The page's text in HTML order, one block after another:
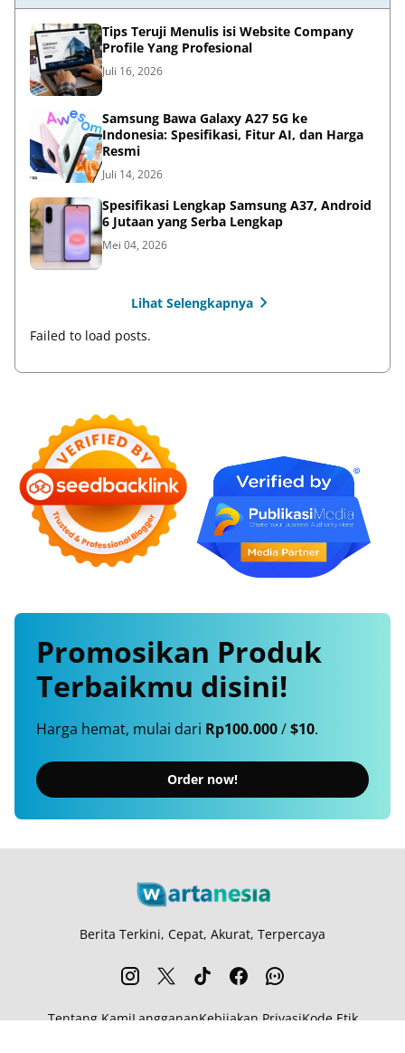
Tips Teruji Menulis isi Website Company
Profile Yang Profesional
Juli 16, 2026
Samsung Bawa Galaxy A27 5G ke
Indonesia: Spesifikasi, Fitur AI, dan Harga
Resmi
Juli 14, 2026
Spesifikasi Lengkap Samsung A37, Android
6 Jutaan yang Serba Lengkap
Mei 04, 2026
Lihat Selengkapnya
Failed to load posts.
Promosikan Produk
Terbaikmu disini!
Harga hemat, mulai dari Rp100.000/$10.
Order now!
Berita Terkini, Cepat, Akurat, Terpercaya
Tentang KamiLanggananKebijakan PrivasiKode Etik